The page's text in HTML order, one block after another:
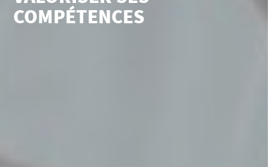
COMPÉTENCES